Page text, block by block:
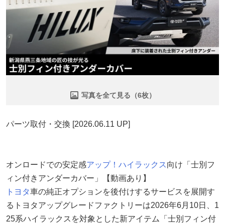
写真を全て見る（6枚）
パーツ取付・交換 [2026.06.11 UP]
オンロードでの安定感アップ！ ハイラックス 向け「士別フ
ィン付きアンダーカバー」【動画あり】
トヨタ車の純正オプションを後付けするサービスを展開す
るトヨタアップグレードファクトリーは2026年6月10日、1
25系ハイラックスを対象とした新アイテム「士別フィン付